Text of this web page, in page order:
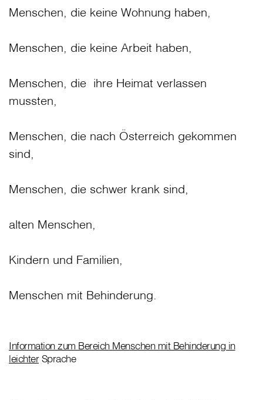
Menschen, die keine Wohnung haben,
Menschen, die keine Arbeit haben,
Menschen, die ihre Heimat verlassen
mussten,
Menschen, die nach Österreich gekommen
sind,
Menschen, die schwer krank sind,
alten Menschen,
Kindern und Familien,
Menschen mit Behinderung.
Information zum Bereich Menschen mit Behinderung in
leichterSprache